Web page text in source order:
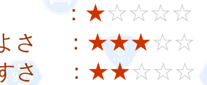
： ★☆☆☆☆
さ ： ★★★☆☆
さ ： ★★☆☆☆